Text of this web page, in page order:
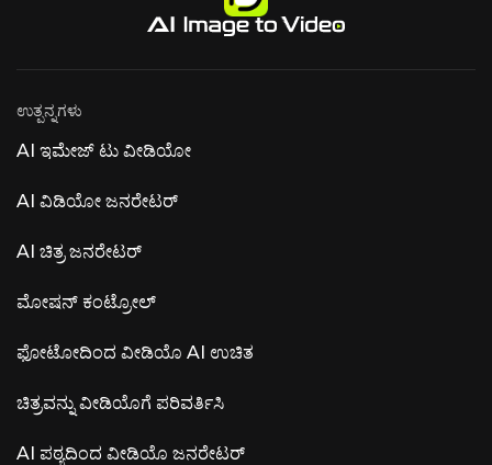
ಉತ್ಪನ್ನಗಳು
AI ಇಮೇಜ್ ಟು ವೀಡಿಯೋ
AI ವಿಡಿಯೋ ಜನರೇಟರ್
AI ಚಿತ್ರ ಜನರೇಟರ್
ಮೋಷನ್ ಕಂಟ್ರೋಲ್
ಫೋಟೋದಿಂದ ವೀಡಿಯೊ AI ಉಚಿತ
ಚಿತ್ರವನ್ನು ವೀಡಿಯೊಗೆ ಪರಿವರ್ತಿಸಿ
AI ಪಠ್ಯದಿಂದ ವೀಡಿಯೊ ಜನರೇಟರ್